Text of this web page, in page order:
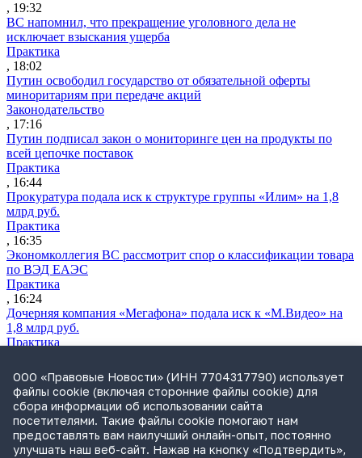
, 19:32
ВС напомнил, что прекращение уголовного дела не
исключает взыскания ущерба
Практика
, 18:02
Путин освободил государство от обязательной оферты
миноритариям при передаче акций
Законодательство
, 17:16
Путин подписал закон о мониторинге цен на продукты по
всей цепочке поставок
Практика
, 16:44
Прокуратура подала иск к структуре группы «Илим» на 1,8
млрд руб.
Практика
, 16:35
Экономколлегия ВС рассмотрит спор о классификации товара
по ВЭД ЕАЭС
Практика
, 16:24
Дочерняя компания «Мегафона» подала иск к «М.Видео» на
1,8 млрд руб.
Практика
СИП проверит отмену патента на систему управления
устройствами после возражений «Яндекса»
Практика
, 15:17
Суды 10 стран рассматривают иски российской «дочки»
Google о возврате дивидендов
ООО «Правовые Новости» (ИНН 7704317790) использует
файлы cookie (включая сторонние файлы cookie) для
сбора информации об использовании сайта
посетителями. Такие файлы cookie помогают нам
предоставлять вам наилучший онлайн-опыт, постоянно
улучшать наш веб-сайт. Нажав на кнопку «Подтвердить»,